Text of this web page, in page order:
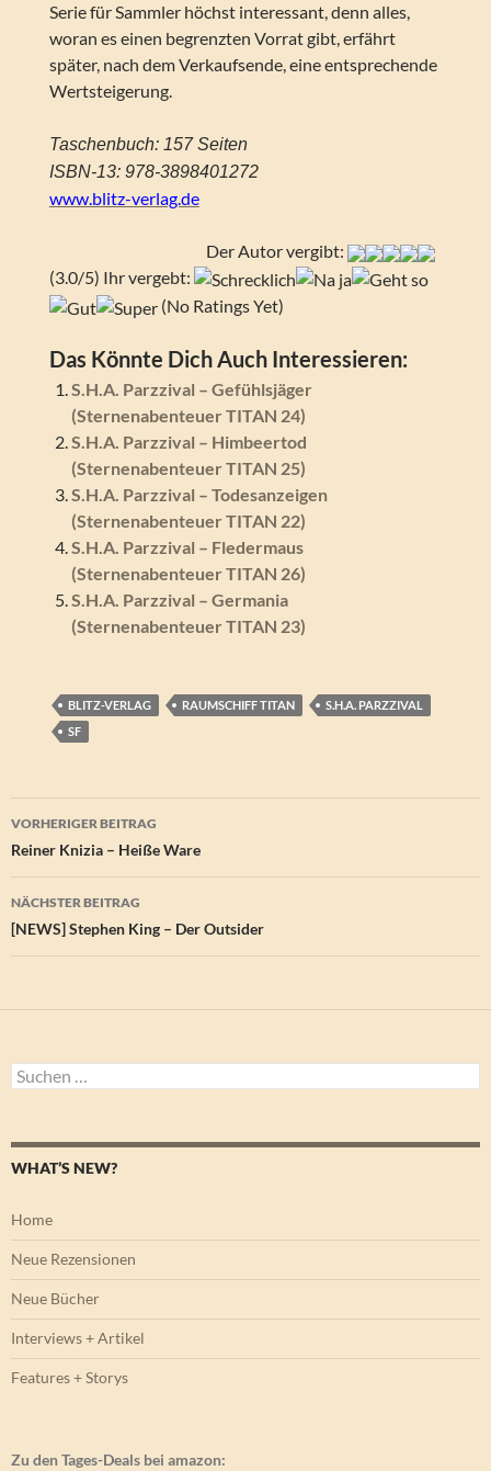
Serie für Sammler höchst interessant, denn alles,
woran es einen begrenzten Vorrat gibt, erfährt
später, nach dem Verkaufsende, eine entsprechende
Wertsteigerung.
Taschenbuch: 157 Seiten
ISBN-13: 978-3898401272
www.blitz-verlag.de
Der Autor vergibt:
(3.0/5) Ihr vergebt:
(No Ratings Yet)
Das Könnte Dich Auch Interessieren:
S.H.A. Parzzival – Gefühlsjäger
(Sternenabenteuer TITAN 24)
S.H.A. Parzzival – Himbeertod
(Sternenabenteuer TITAN 25)
S.H.A. Parzzival – Todesanzeigen
(Sternenabenteuer TITAN 22)
S.H.A. Parzzival – Fledermaus
(Sternenabenteuer TITAN 26)
S.H.A. Parzzival – Germania
(Sternenabenteuer TITAN 23)
BLITZ-VERLAG RAUMSCHIFF TITAN
S.H.A. PARZZIVAL
SF
Beitragsnavigation
VORHERIGER BEITRAG
Reiner Knizia – Heiße Ware
NÄCHSTER BEITRAG
[NEWS] Stephen King – Der Outsider
Suchen
nach:
WHAT’S NEW?
Home
Neue Rezensionen
Neue Bücher
Interviews + Artikel
Features + Storys
Zu den Tages-Deals bei amazon: